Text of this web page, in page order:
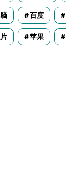
too long
百度
苹果